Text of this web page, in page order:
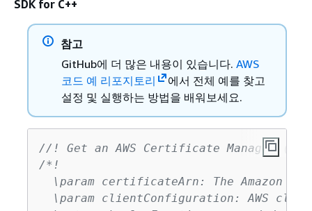
SDK for C++
참고
GitHub에 더 많은 내용이 있습니다. AWS
코드 예 리포지토리
에서 전체 예를 찾고
설정 및 실행하는 방법을 배워보세요.
//! Get an AWS Certificate Manager
/*!
\param certificateArn: The Amazon
\param clientConfiguration: AWS